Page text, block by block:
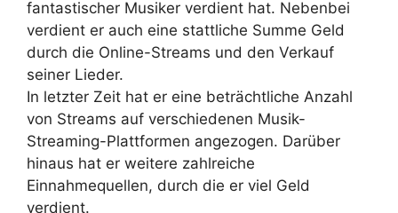
fantastischer Musiker verdient hat. Nebenbei
verdient er auch eine stattliche Summe Geld
durch die Online-Streams und den Verkauf
seiner Lieder.
In letzter Zeit hat er eine beträchtliche Anzahl
von Streams auf verschiedenen Musik-
Streaming-Plattformen angezogen. Darüber
hinaus hat er weitere zahlreiche
Einnahmequellen, durch die er viel Geld
verdient.